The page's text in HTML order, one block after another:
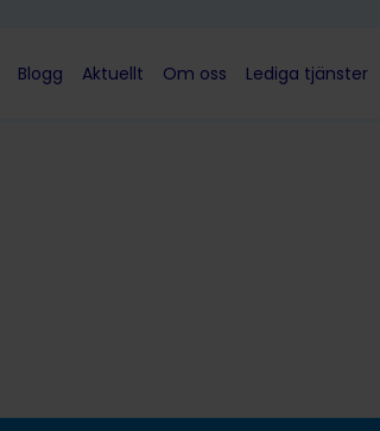
Blogg Aktuellt Om oss Lediga tjänster